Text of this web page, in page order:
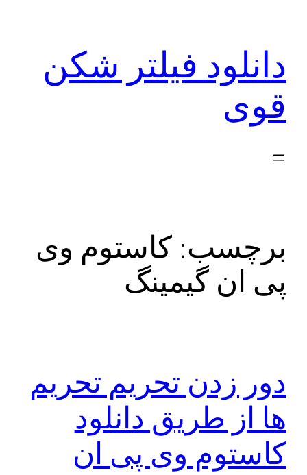
دانلود فیلتر شکن
قوی
برچسب:کاستوم وی
پی ان گیمینگ
دور زدن تحریم تحریم
ها از طریق دانلود
کاستوم وی پی ان